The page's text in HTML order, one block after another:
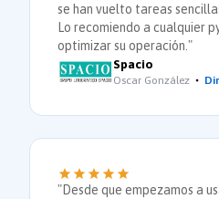
se han vuelto tareas
Lo recomiendo a cualquier
optimizar su operación."
Spacio
Oscar González
"Desde que empezamos a